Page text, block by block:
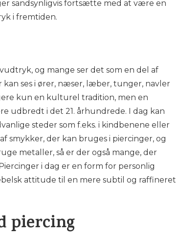
sandsynligvis fortsætte med at være en
i fremtiden.
og mange ser det som en del af
ses i ører, næser, læber, tunger, navler
kun en kulturel tradition, men en
udbredt i det 21. århundrede. I dag kan
steder som f.eks. i kindbenene eller
smykker, der kan bruges i piercinger, og
metaller, så er der også mange, der
i dag er en form for personlig
attitude til en mere subtil og raffineret
piercing